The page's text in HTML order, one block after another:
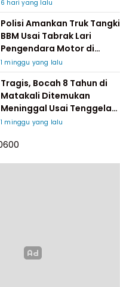
6 hari yang lalu
Polisi Amankan Truk Tangki
BBM Usai Tabrak Lari
Pengendara Motor di
Matakali
1 minggu yang lalu
Tragis, Bocah 8 Tahun di
Matakali Ditemukan
Meninggal Usai Tenggelam
di Sungai
1 minggu yang lalu